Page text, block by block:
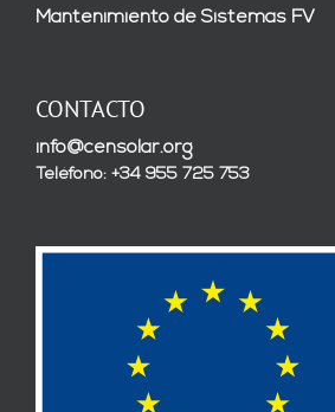
Mantenimiento de Sistemas FV
CONTACTO
info@censolar.org
Teléfono: +34 955 725 753